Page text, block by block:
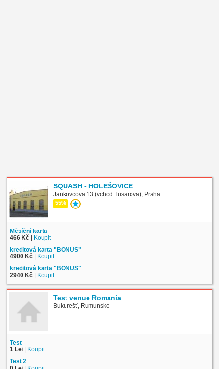
SQUASH - HOLEŠOVICE
Jankovcova 13 (vchod Tusarova), Praha
55%
Měsíční karta
466 Kč | Koupit
kreditová karta "BONUS"
4900 Kč | Koupit
kreditová karta "BONUS"
2940 Kč | Koupit
Test venue Romania
Bukurešť, Rumunsko
Test
1 Lei | Koupit
Test 2